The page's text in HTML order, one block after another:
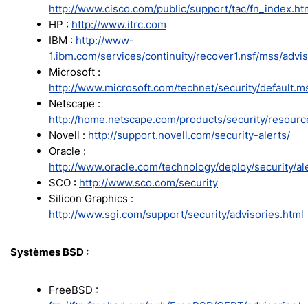
http://www.cisco.com/public/support/tac/
HP : http://www.itrc.com
IBM : http://www-
1.ibm.com/services/continuity/recover1.nsf/mss/
Microsoft :
http://www.microsoft.com/technet/security/
Netscape :
http://home.netscape.com/products/security/
Novell : http://support.novell.com/security-alerts/
Oracle :
http://www.oracle.com/technology/deploy/security/
SCO : http://www.sco.com/security
Silicon Graphics :
http://www.sgi.com/support/security/advisories.html
Systèmes BSD :
FreeBSD :